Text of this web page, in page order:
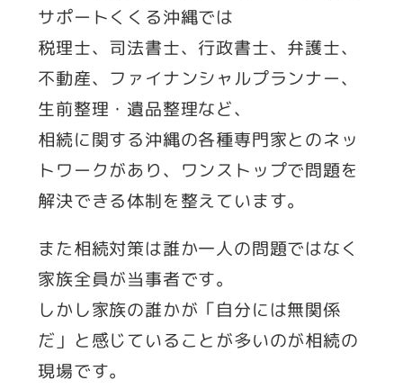
サポートくくる沖縄では
税理士、司法書士、行政書士、弁護士、
不動産、ファイナンシャルプランナー、
生前整理・遺品整理など、
相続に関する沖縄の各種専門家とのネッ
トワークがあり、ワンストップで問題を
解決できる体制を整えています。
また相続対策は誰か一人の問題ではなく
家族全員が当事者です。
しかし家族の誰かが「自分には無関係
だ」と感じていることが多いのが相続の
現場です。